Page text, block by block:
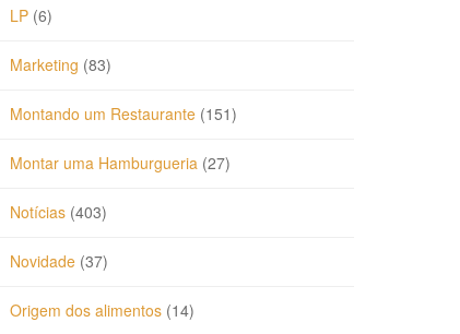
LP (6)
Marketing (83)
Montando um Restaurante (151)
Montar uma Hamburgueria (27)
Notícias (403)
Novidade (37)
Origem dos alimentos (14)